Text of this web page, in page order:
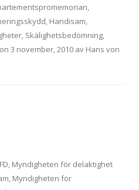
,
, Handisam,
, Skälighetsbedömning,
on 3 november, 2010 av Hans von
Myndigheten för delaktighet
Myndigheten för